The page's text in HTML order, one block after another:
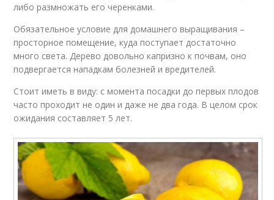
либо размножать его черенками.
Обязательное условие для домашнего выращивания –
просторное помещение, куда поступает достаточно
много света. Дерево довольно капризно к почвам, оно
подвергается нападкам болезней и вредителей.
Стоит иметь в виду: с момента посадки до первых плодов
часто проходит не один и даже не два года. В целом срок
ожидания составляет 5 лет.